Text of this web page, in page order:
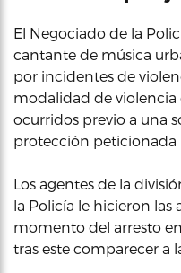
El Negociado de la
cantante de música
por incidentes de
modalidad de
ocurridos previo a una
protección peticionada
Los agentes de la
la Policía le hicieron las
momento del arresto
tras este comparecer a